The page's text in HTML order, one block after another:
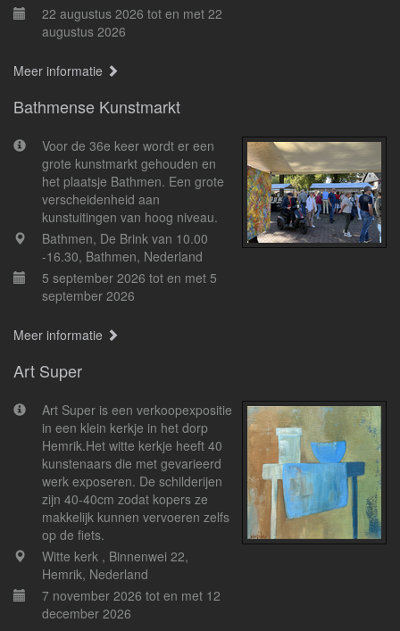
22 augustus 2026 tot en met 22
augustus 2026
Meer informatie
Bathmense Kunstmarkt
Voor de 36e keer wordt er een
grote kunstmarkt gehouden en
het plaatsje Bathmen. Een grote
verscheidenheid aan
kunstuitingen van hoog niveau.
Bathmen, De Brink van 10.00
-16.30, Bathmen, Nederland
5 september 2026 tot en met 5
september 2026
Meer informatie
Art Super
Art Super is een verkoopexpositie
in een klein kerkje in het dorp
Hemrik.Het witte kerkje heeft 40
kunstenaars die met gevarieerd
werk exposeren. De schilderijen
zijn 40-40cm zodat kopers ze
makkelijk kunnen vervoeren zelfs
op de fiets.
Witte kerk , Binnenwei 22,
Hemrik, Nederland
7 november 2026 tot en met 12
december 2026